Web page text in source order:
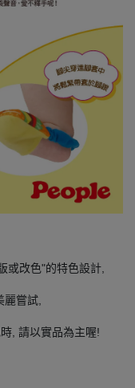
或改色"的特色設計,
嘗試,
, 請以實品為主喔!